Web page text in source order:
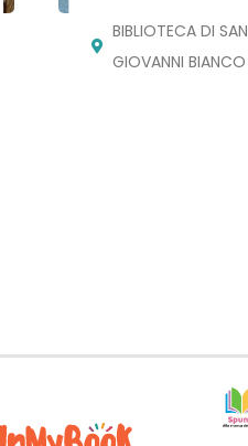
BIBLIOTECA DI SAN
GIOVANNI BIANCO